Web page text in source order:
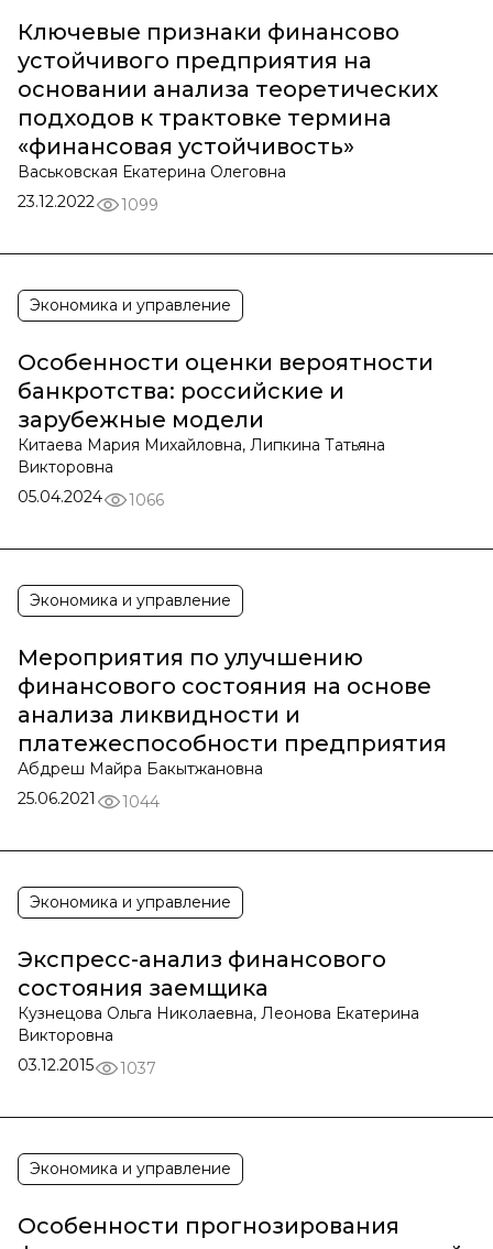
Ключевые признаки финансово
устойчивого предприятия на
основании анализа теоретических
подходов к трактовке термина
«финансовая устойчивость»
Васьковская Екатерина Олеговна
23.12.2022
1099
Экономика и управление
Особенности оценки вероятности
банкротства: российские и
зарубежные модели
Китаева Мария Михайловна, Липкина Татьяна
Викторовна
05.04.2024
1066
Экономика и управление
Мероприятия по улучшению
финансового состояния на основе
анализа ликвидности и
платежеспособности предприятия
Абдреш Майра Бакытжановна
25.06.2021
1044
Экономика и управление
Экспресс-анализ финансового
состояния заемщика
Кузнецова Ольга Николаевна, Леонова Екатерина
Викторовна
03.12.2015
1037
Экономика и управление
Особенности прогнозирования